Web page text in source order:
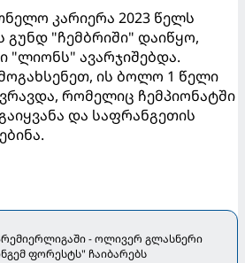
კარიერა 2023 წელს
"ჩემბრიში" დაიწყო,
"ლიონს" ავარჯიშებდა.
ის ბოლო 1 წელი
რომელიც ჩემპიონატში
და საფრანგეთის
- ოლივერ გლასნერი
ფორესტს" ჩაიბარებს